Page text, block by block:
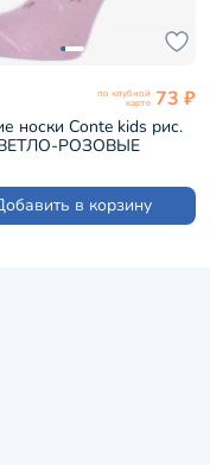
по клубной
карте 73 ₽
носки Conte kids рис.
РОЗОВЫЕ
в корзину